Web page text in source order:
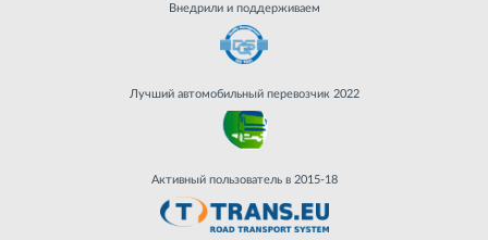
Внедрили и поддерживаем
Лучший автомобильный перевозчик 2022
Активный пользователь в 2015-18